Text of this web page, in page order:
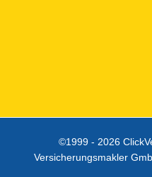
©1999 - 2026
Versicherungsmakler